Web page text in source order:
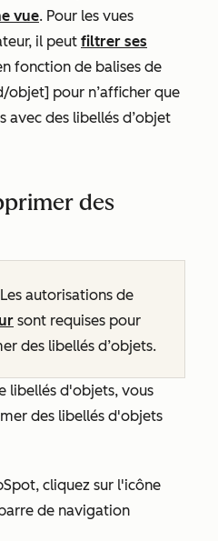
vue. Pour les vues
il peut filtrer ses
fonction de balises de
objet] pour n’afficher que
avec des libellés d’objet
des
Les autorisations de
sont requises pour
des libellés d’objets.
libellés d'objets, vous
des libellés d'objets
cliquez sur l'icône
de navigation